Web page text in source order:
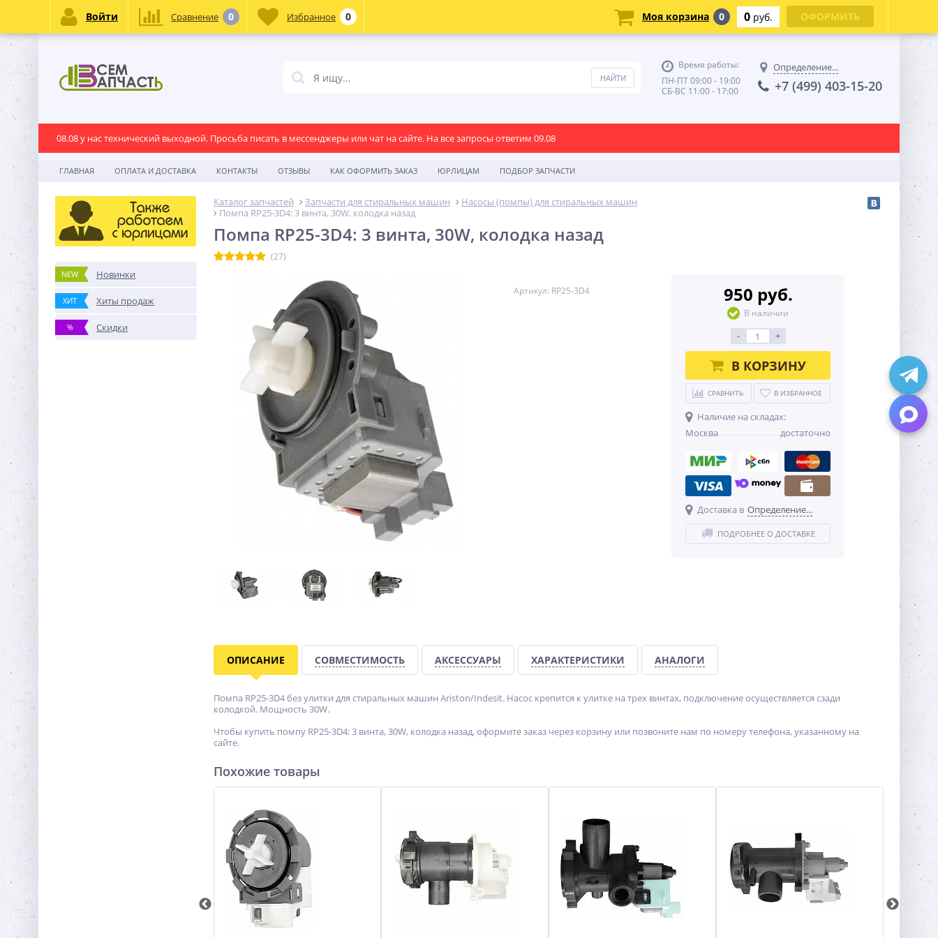
Время работы:
ПН-ПТ 09:00 - 19:00
СБ-ВС 11:00 - 17:00
Определение...
+7 (499) 403-15-20
08.08 у нас технический выходной. Просьба писать в мессенджеры или чат на сайте. На все запросы ответим 09.08
ГЛАВНАЯ ОПЛАТА И ДОСТАВКА КОНТАКТЫ ОТЗЫВЫ КАК ОФОРМИТЬ ЗАКАЗ ЮРЛИЦАМ ПОДБОР ЗАПЧАСТИ
NEW Новинки
ХИТ Хиты продаж
% Скидки
Каталог запчастей Запчасти для стиральных машин
Насосы (помпы) для стиральных машин
Помпа RP25-3D4: 3 винта, 30W, колодка назад
Помпа RP25-3D4: 3 винта, 30W, колодка назад
(27)
Артикул: RP25-3D4 950 руб.
В наличии
- +
В КОРЗИНУ
СРАВНИТЬ В ИЗБРАННОЕ
Наличие на складах:
Москва
достаточно
Доставка в Определение...
ПОДРОБНЕЕ О ДОСТАВКЕ
ОПИСАНИЕ СОВМЕСТИМОСТЬ АКСЕССУАРЫ ХАРАКТЕРИСТИКИ АНАЛОГИ
Помпа RP25-3D4 без улитки для стиральных машин Ariston/Indesit. Насос крепится к улитке на трех винтах, подключение осуществляется сзади
колодкой. Мощность 30W.
Чтобы купить помпу RP25-3D4: 3 винта, 30W, колодка назад, оформите заказ через корзину или позвоните нам по номеру телефона, указанному на
сайте.
Похожие товары
Войти Сравнение 0 Избранное 0 Моя корзина 0 0 руб. ОФОРМИТЬ